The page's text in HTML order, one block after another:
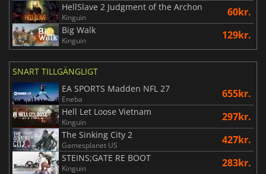
HellSlave 2 Judgment of the Archon
Kinguin 60kr.
Big Walk
Kinguin 129kr.
SNART TILLGÄNGLIGT
EA SPORTS Madden NFL 27
Eneba 655kr.
Hell Let Loose Vietnam
Kinguin 297kr.
The Sinking City 2
Gamesplanet US 427kr.
STEINS;GATE RE BOOT
Kinguin 283kr.